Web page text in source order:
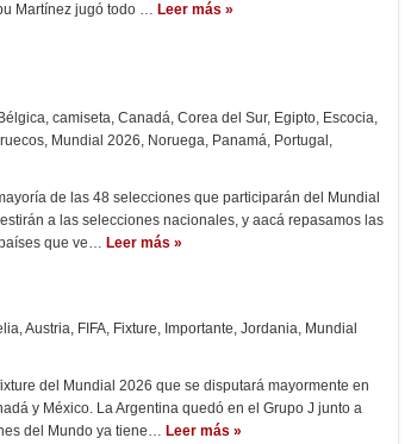
Martínez jugó todo … Leer más »
Bélgica, camiseta, Canadá, Corea del Sur, Egipto, Escocia,
, Mundial 2026, Noruega, Panamá, Portugal ,
de las 48 selecciones que participarán del Mundial
a las selecciones nacionales, y aacá repasamos las
que ve… Leer más »
,Austria, FIFA, Fixture, Importante, Jordania, Mundial
del Mundial 2026 que se disputará mayormente en
y México. La Argentina quedó en el Grupo J junto a
del Mundo ya tiene… Leer más »